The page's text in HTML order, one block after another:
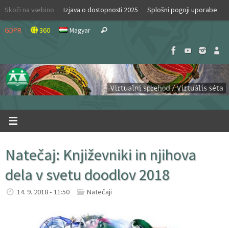
Skip
content
Skoči na vsebino Izjava o dostopnosti 2025 Splošni pogoji uporabe
GDPR 360 Magyar Search
Natečaj: Književniki in njihova
dela v svetu doodlov 2018
14. 9. 2018 - 11:50 Natečaji